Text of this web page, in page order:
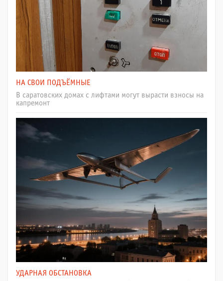
НА СВОИ ПОДЪЁМНЫЕ
В саратовских домах с лифтами могут вырасти взносы на
капремонт
УДАРНАЯ ОБСТАНОВКА